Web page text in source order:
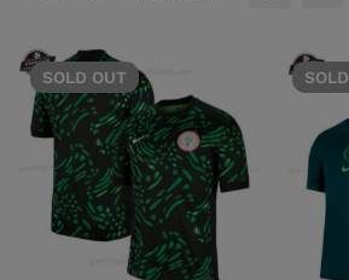
SOLD OUT SOLD